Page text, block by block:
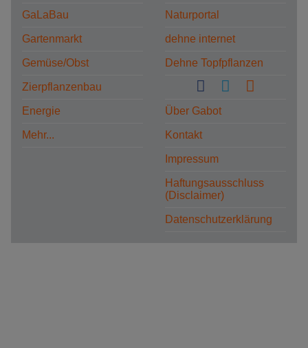
GaLaBau
Gartenmarkt
Gemüse/Obst
Zierpflanzenbau
Energie
Mehr...
Naturportal
dehne internet
Dehne Topfpflanzen
Über Gabot
Kontakt
Impressum
Haftungsausschluss
(Disclaimer)
Datenschutzerklärung